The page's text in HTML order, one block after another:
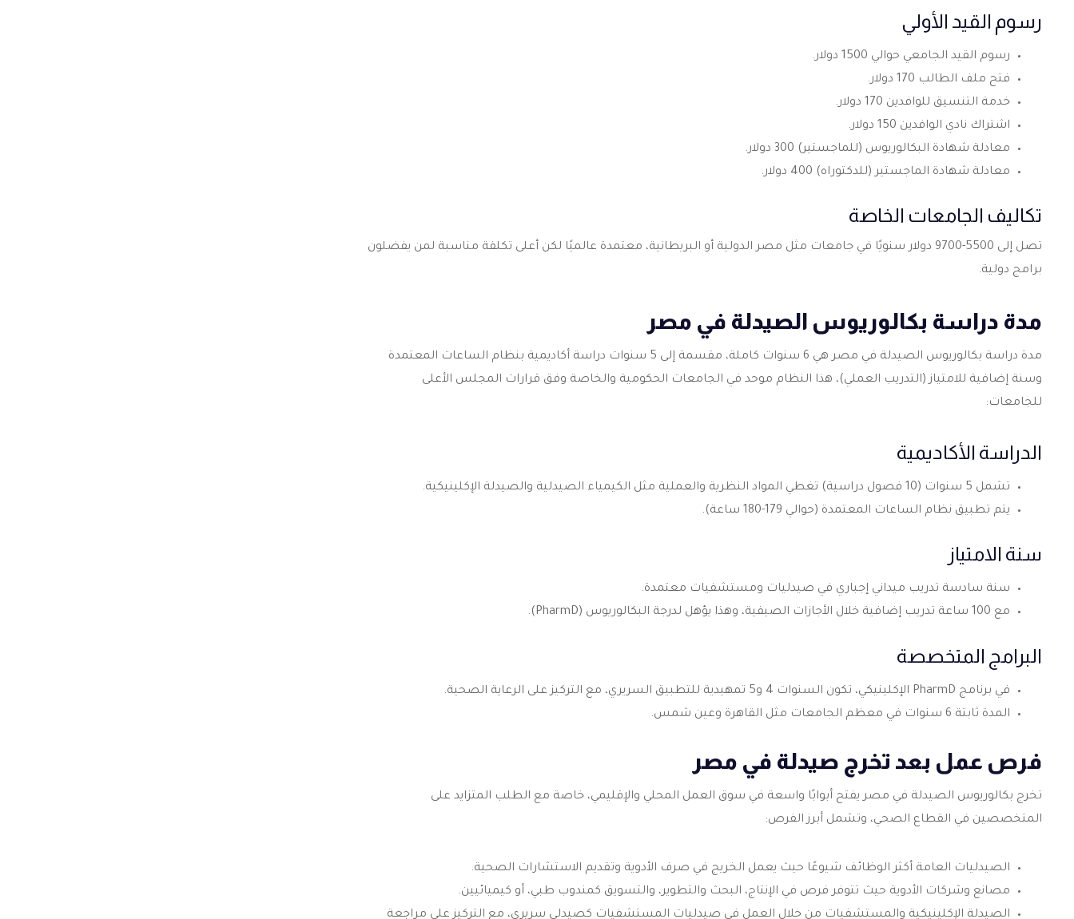
رسوم القيد الأولي
رسوم القيد الجامعي حوالي 1500 دولار.
فتح ملف الطالب 170 دولار.
خدمة التنسيق للوافدين 170 دولار.
اشتراك نادي الوافدين 150 دولار.
معادلة شهادة البكالوريوس (للماجستير) 300 دولار.
معادلة شهادة الماجستير (للدكتوراه) 400 دولار.
تكاليف الجامعات الخاصة
تصل إلى 5500-9700 دولار سنويًا في جامعات مثل مصر الدولية أو البريطانية، معتمدة عالميًا لكن أعلى تكلفة مناسبة لمن يفضلون
برامج دولية.
مدة دراسة بكالوريوس الصيدلة في مصر
مدة دراسة بكالوريوس الصيدلة في مصر
هي 6 سنوات كاملة، مقسمة إلى 5 سنوات دراسة أكاديمية بنظام الساعات المعتمدة
وسنة إضافية للامتياز (التدريب العملي)، هذا النظام موحد في الجامعات الحكومية والخاصة وفق قرارات المجلس الأعلى
للجامعات:
الدراسة الأكاديمية
تشمل 5 سنوات (10 فصول دراسية) تغطي المواد النظرية والعملية مثل الكيمياء الصيدلية والصيدلة الإكلينيكية.
يتم تطبيق نظام الساعات المعتمدة (حوالي 179-180 ساعة).
سنة الامتياز
سنة سادسة تدريب ميداني إجباري في صيدليات ومستشفيات معتمدة.
مع 100 ساعة تدريب إضافية خلال الأجازات الصيفية، وهذا يؤهل لدرجة البكالوريوس (PharmD).
البرامج المتخصصة
في برنامج PharmD الإكلينيكي، تكون السنوات 4 و5 تمهيدية للتطبيق السريري، مع التركيز على الرعاية الصحية.
المدة ثابتة 6 سنوات في معظم الجامعات مثل القاهرة وعين شمس.
فرص عمل بعد تخرج صيدلة في مصر
تخرج بكالوريوس الصيدلة في مصريفتح أبوابًا واسعة في سوق العمل المحلي والإقليمي، خاصة مع الطلب المتزايد على
المتخصصين في القطاع الصحي، وتشمل أبرز الفرص:
الصيدليات العامة أكثر الوظائف شيوعًا حيث يعمل الخريج في صرف الأدوية وتقديم الاستشارات الصحية.
مصانع وشركات الأدوية حيث تتوفر فرص في الإنتاج، البحث والتطوير، والتسويق كمندوب طبي، أو كيميائيين.
الصيدلة الإكلينيكية والمستشفيات من خلال العمل في صيدليات المستشفيات كصيدلي سريري، مع التركيز على مراجعة